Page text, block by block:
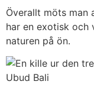
Överallt möts man
har en exotisk och
naturen på ön.